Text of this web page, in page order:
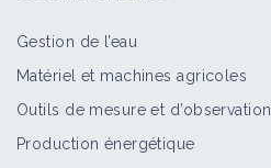
Gestion de l’eau
Matériel et machines agricoles
Outils de mesure et d’observation
Production énergétique